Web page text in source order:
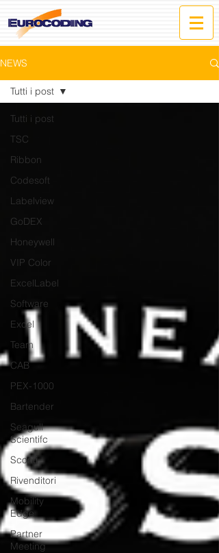
NEWS
Tutti i post
TSC
Ribbon
Codesoft
Labelview
GoDEX
Honeywell
VIP Color
ExcelLabel
Software
Excel
Team
CAB
PEX-1000
Bartender
Seagull
Scientifc
Sconti
Rivenditori
Mobility
Edge
Partner
Meeting
Tutti i post